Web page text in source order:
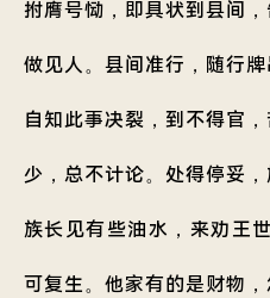
拊膺号恸，即具状到县间
做见人。县间准行，随行
自知此事决裂，到不得官
少，总不计论。处得停妥，
族长见有些油水，来劝王
可复生。他家有的是财物